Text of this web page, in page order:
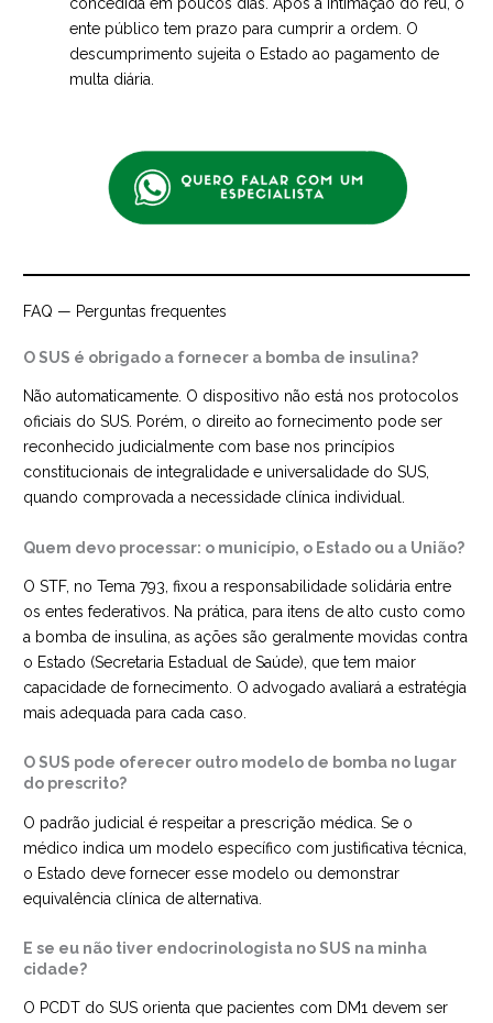
ente público tem prazo para cumprir a ordem. O
descumprimento sujeita o Estado ao pagamento de
multa diária.
FAQ — Perguntas frequentes
O SUS é obrigado a fornecer a bomba de insulina?
Não automaticamente. O dispositivo não está nos protocolos
oficiais do SUS. Porém, o direito ao fornecimento pode ser
reconhecido judicialmente com base nos princípios
constitucionais de integralidade e universalidade do SUS,
quando comprovada a necessidade clínica individual.
Quem devo processar: o município, o Estado ou a União?
O STF, no Tema 793, fixou a responsabilidade solidária entre
os entes federativos. Na prática, para itens de alto custo como
a bomba de insulina, as ações são geralmente movidas contra
o Estado (Secretaria Estadual de Saúde), que tem maior
capacidade de fornecimento. O advogado avaliará a estratégia
mais adequada para cada caso.
O SUS pode oferecer outro modelo de bomba no lugar
do prescrito?
O padrão judicial é respeitar a prescrição médica. Se o
médico indica um modelo específico com justificativa técnica,
o Estado deve fornecer esse modelo ou demonstrar
equivalência clínica de alternativa.
E se eu não tiver endocrinologista no SUS na minha
cidade?
O PCDT do SUS orienta que pacientes com DM1 devem ser